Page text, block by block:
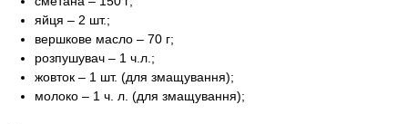
яйця – 2 шт.;
вершкове масло – 70 г;
розпушувач – 1 ч.л.;
жовток – 1 шт. (для змащування);
молоко – 1 ч. л. (для змащування);